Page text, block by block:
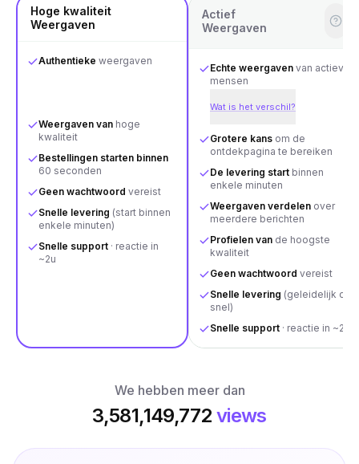
Hoge kwaliteit
Weergaven
Authentieke weergaven
Weergaven van hoge
kwaliteit
Bestellingen starten binnen
60 seconden
Geen wachtwoord vereist
Snelle levering (start binnen
enkele minuten)
Snelle support · reactie in
~2u
Actief
Weergaven
Echte weergaven van actieve
mensen
Wat is het verschil?
Grotere kans om de
ontdekpagina te bereiken
De levering start binnen
enkele minuten
Weergaven verdelen over
meerdere berichten
Profielen van de hoogste
kwaliteit
Geen wachtwoord vereist
Snelle levering (geleidelijk of
snel)
Snelle support · reactie in ~2u
We hebben meer dan
3,581,149,772 views